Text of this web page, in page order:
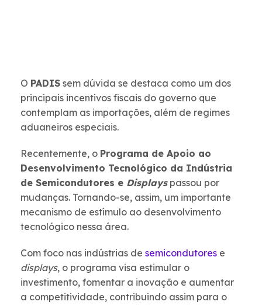
O PADIS sem dúvida se destaca como um dos
principais incentivos fiscais do governo que
contemplam as importações, além de regimes
aduaneiros especiais.
Recentemente, o Programa de Apoio ao
Desenvolvimento Tecnológico da Indústria
de Semicondutores e Displays passou por
mudanças. Tornando-se, assim, um importante
mecanismo de estímulo ao desenvolvimento
tecnológico nessa área.
Com foco nas indústrias de semicondutores e
displays, o programa visa estimular o
investimento, fomentar a inovação e aumentar
a competitividade, contribuindo assim para o